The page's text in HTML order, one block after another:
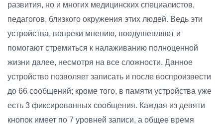
развития, но и многих медицинских специалистов,
педагогов, близкого окружения этих людей. Ведь эти
устройства, вопреки мнению, воодушевляют и
помогают стремиться к налаживанию полноценной
жизни далее, несмотря на все сложности. Данное
устройство позволяет записать и после воспроизвести
до 66 сообщений; кроме того, в памяти устройства уже
есть 3 фиксированных сообщения. Каждая из девяти
кнопок имеет по 7 уровней записи, а общее время